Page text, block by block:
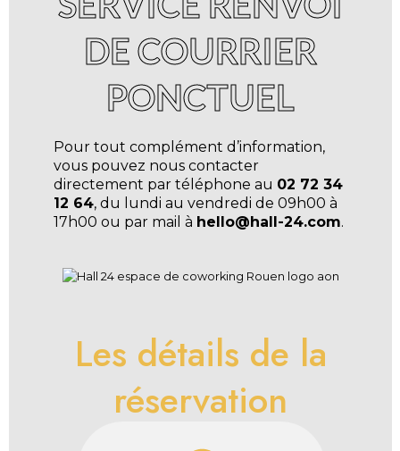
DE COURRIER
PONCTUEL
Pour tout complément d’information,
vous pouvez nous contacter
directement par téléphone au 02 72 34
12 64, du lundi au vendredi de 09h00 à
17h00 ou par mail à hello@hall-24.com.
Les détails de la
réservation